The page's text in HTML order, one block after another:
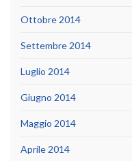
Ottobre 2014
Settembre 2014
Luglio 2014
Giugno 2014
Maggio 2014
Aprile 2014